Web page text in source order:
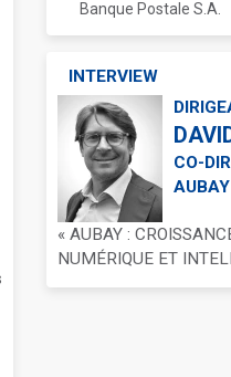
Banque Postale S.A.
INTERVIEW
CO-
« AUBAY :
NUMÉRIQUE ET